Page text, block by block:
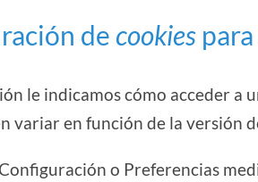
de cookies
le indicamos cómo acceder a
variar en función de la versión
o Preferencias